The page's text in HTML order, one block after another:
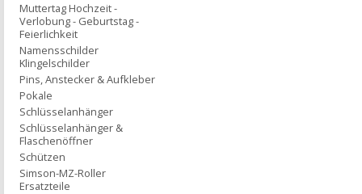
Muttertag Hochzeit -
Verlobung - Geburtstag -
Feierlichkeit
Namensschilder
Klingelschilder
Pins, Anstecker & Aufkleber
Pokale
Schlüsselanhänger
Schlüsselanhänger &
Flaschenöffner
Schützen
Simson-MZ-Roller
Ersatzteile